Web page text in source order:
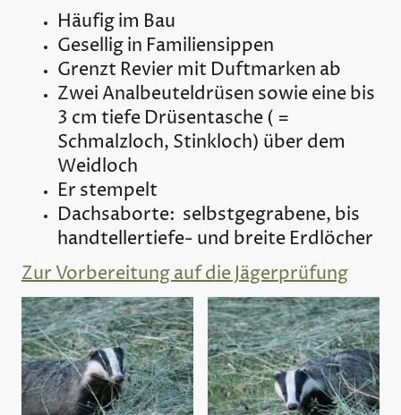
Häufig im Bau
Gesellig in Familiensippen
Grenzt Revier mit Duftmarken ab
Zwei Analbeuteldrüsen sowie eine bis
3 cm tiefe Drüsentasche ( =
Schmalzloch, Stinkloch) über dem
Weidloch
Er stempelt
Dachsaborte: selbstgegrabene, bis
handtellertiefe- und breite Erdlöcher
Zur Vorbereitung auf die Jägerprüfung